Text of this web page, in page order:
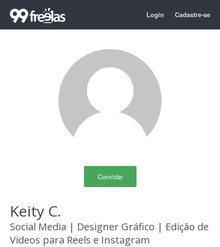
Login Cadastre-se
Convidar
Keity C.
Social Media | Designer Gráfico | Edição de
Vídeos para Reels e Instagram